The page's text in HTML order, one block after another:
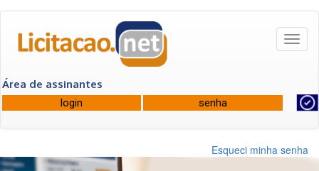
Área de assinantes
Esqueci minha senha